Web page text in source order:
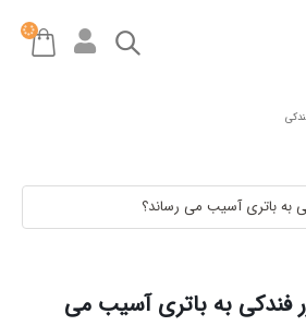
فندکی به باتری آسیب می